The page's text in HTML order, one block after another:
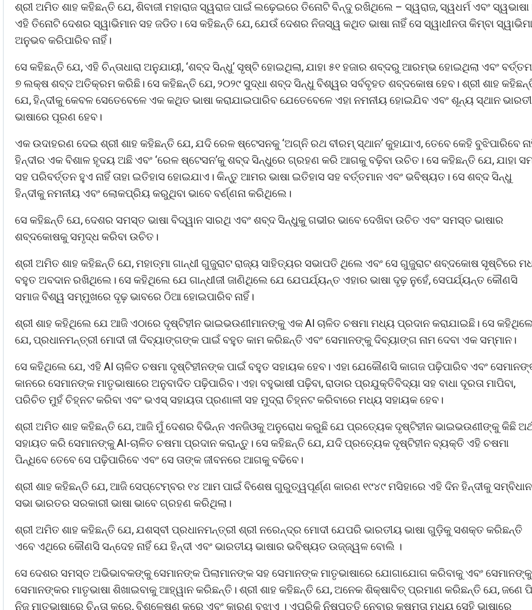
ଶ୍ରୀ ଅମିତ ଶାହ କହିଛନ୍ତି ଯେ, ଶିବାଜୀ ମହାରାଜ ସ୍ୱରାଜ ପାଇଁ ଲଢ଼େଇରେ ତିନୋଟି ବିନ୍ଦୁ ରଖିଥିଲେ – ସ୍ୱରାଜ, ସ୍ୱଧର୍ମ ଏବଂ
ଏହି ତିନୋଟି ଦେଶର ସ୍ୱାଭିମାନ ସହ ଜଡିତ। ସେ କହିଛନ୍ତି ଯେ, ଯେଉଁ ଦେଶର ନିଜସ୍ୱ କଥିତ ଭାଷା ନାହିଁ ସେ ସ୍ୱାଧୀନତା କିମ୍ବା
ଅନୁଭବ କରିପାରିବ ନାହିଁ।
ସେ କହିଛନ୍ତି ଯେ, ଏହି ଚିନ୍ତାଧାରା ଅନୁଯାୟୀ, ‘ଶବ୍ଦ ସିନ୍ଧୁ’ ସୃଷ୍ଟି ହୋଇଥିଲା, ଯାହା ୫୧ ହଜାର ଶବ୍ଦରୁ ଆରମ୍ଭ ହୋଇଥିଲା ଏବଂ
୭ ଲକ୍ଷ ଶବ୍ଦ ଅତିକ୍ରମ କରିଛି। ସେ କହିଛନ୍ତି ଯେ, ୨୦୨୯ ସୁଦ୍ଧା ଶବ୍ଦ ସିନ୍ଧୁ ବିଶ୍ୱର ସର୍ବବୃହତ ଶବ୍ଦକୋଷ ହେବ। ଶ୍ରୀ ଶାହ
ଯେ, ହିନ୍ଦୀକୁ କେବଳ ସେତେବେଳେ ଏକ କଥିତ ଭାଷା କରାଯାଇପାରିବ ଯେତେବେଳେ ଏହା ନମନୀୟ ହୋଇଯିବ ଏବଂ ଶୂନ୍ୟ ସ୍ଥାନ
ଭାଷାରେ ପୂରଣ ହେବ।
ଏକ ଉଦାହରଣ ଦେଇ ଶ୍ରୀ ଶାହ କହିଛନ୍ତି ଯେ, ଯଦି ରେଳ ଷ୍ଟେସନକୁ ‘ଅଗ୍ନି ରଥ ବୀରମ୍ ସ୍ଥାନ’ କୁହାଯାଏ, ତେବେ କେହି ବୁଝିପାରିବେ
ହିନ୍ଦୀର ଏକ ବିଶାଳ ହୃଦୟ ଅଛି ଏବଂ ‘ରେଳ ଷ୍ଟେସନ’କୁ ଶବ୍ଦ ସିନ୍ଧୁରେ ଗ୍ରହଣ କରି ଆଗକୁ ବଢ଼ିବା ଉଚିତ। ସେ କହିଛନ୍ତି ଯେ, ଯାହା
ସହ ପରିବର୍ତ୍ତନ ହୁଏ ନାହିଁ ତାହା ଇତିହାସ ହୋଇଯାଏ। କିନ୍ତୁ ଆମର ଭାଷା ଇତିହାସ ସହ ବର୍ତ୍ତମାନ ଏବଂ ଭବିଷ୍ୟତ। ସେ ଶବ୍ଦ ସିନ୍ଧୁ
ହିନ୍ଦୀକୁ ନମନୀୟ ଏବଂ ଲୋକପ୍ରିୟ କରୁଥିବା ଭାବେ ବର୍ଣ୍ଣନା କରିଥିଲେ।
ସେ କହିଛନ୍ତି ଯେ, ଦେଶର ସମସ୍ତ ଭାଷା ବିଦ୍ୱାନ ସାରଥି ଏବଂ ଶବ୍ଦ ସିନ୍ଧୁକୁ ଗଭୀର ଭାବେ ଦେଖିବା ଉଚିତ ଏବଂ ସମସ୍ତ ଭାଷାର
ଶବ୍ଦକୋଷକୁ ସମୃଦ୍ଧ କରିବା ଉଚିତ।
ଶ୍ରୀ ଅମିତ ଶାହ କହିଛନ୍ତି ଯେ, ମହାତ୍ମା ଗାନ୍ଧୀ ଗୁଜୁରାଟ ରାଜ୍ୟ ସାହିତ୍ୟର ସଭାପତି ଥିଲେ ଏବଂ ସେ ଗୁଜୁରାଟ ଶବ୍ଦକୋଷ ସୃଷ୍ଟିରେ
ବହୁତ ଅବଦାନ ରଖିଥିଲେ। ସେ କହିଥିଲେ ଯେ ଗାନ୍ଧୀଜୀ ଜାଣିଥିଲେ ଯେ ଯେପର୍ଯ୍ୟନ୍ତ ଏହାର ଭାଷା ଦୃଢ଼ ନୁହେଁ, ସେପର୍ଯ୍ୟନ୍ତ କୌଣସି
ସମାଜ ବିଶ୍ୱ ସମ୍ମୁଖରେ ଦୃଢ଼ ଭାବରେ ଠିଆ ହୋଇପାରିବ ନାହିଁ।
ଶ୍ରୀ ଶାହ କହିଥିଲେ ଯେ ଆଜି ଏଠାରେ ଦୃଷ୍ଟିହୀନ ଭାଇଭଉଣୀମାନଙ୍କୁ ଏକ AI ଚାଳିତ ଚଷମା ମଧ୍ୟ ପ୍ରଦାନ କରାଯାଇଛି। ସେ କହିଥିଲେ
ଯେ, ପ୍ରଧାନମନ୍ତ୍ରୀ ମୋଦୀ ଜୀ ଦିବ୍ୟାଙ୍ଗଙ୍କ ପାଇଁ ବହୁତ କାମ କରିଛନ୍ତି ଏବଂ ସେମାନଙ୍କୁ ଦିବ୍ୟାଙ୍ଗ ନାମ ଦେବା ଏକ ସମ୍ମାନ।
ସେ କହିଥିଲେ ଯେ, ଏହି AI ଚାଳିତ ଚଷମା ଦୃଷ୍ଟିହୀନଙ୍କ ପାଇଁ ବହୁତ ସହାୟକ ହେବ। ଏହା ଯେକୌଣସି କାଗଜ ପଢ଼ିପାରିବ ଏବଂ
କାନରେ ସେମାନଙ୍କ ମାତୃଭାଷାରେ ଅନୁବାଦିତ ପଢ଼ିପାରିବ। ଏହା ବହୁଭାଷୀ ପଢ଼ିବା, ରାଡାର ପ୍ରଯୁକ୍ତିବିଦ୍ୟା ସହ ବାଧା ଦୂରତା ମାପିବା,
ପରିଚିତ ମୁହଁ ଚିହ୍ନଟ କରିବା ଏବଂ ଭଏସ୍ ସହାୟତା ପ୍ରଣାଳୀ ସହ ମୁଦ୍ରା ଚିହ୍ନଟ କରିବାରେ ମଧ୍ୟ ସହାୟକ ହେବ।
ଶ୍ରୀ ଅମିତ ଶାହ କହିଛନ୍ତି ଯେ, ଆଜି ମୁଁ ଦେଶର ବିଭିନ୍ନ ଏନଜିଓକୁ ଅନୁରୋଧ କରୁଛି ଯେ ପ୍ରତ୍ୟେକ ଦୃଷ୍ଟିହୀନ ଭାଇଭଉଣୀଙ୍କୁ କିଛି
ସହାୟତ କରି ସେମାନଙ୍କୁ AI-ଚାଳିତ ଚଷମା ପ୍ରଦାନ କରାନ୍ତୁ। ସେ କହିଛନ୍ତି ଯେ, ଯଦି ପ୍ରତ୍ୟେକ ଦୃଷ୍ଟିହୀନ ବ୍ୟକ୍ତି ଏହି ଚଷମା
ପିନ୍ଧିବେ ତେବେ ସେ ପଢ଼ିପାରିବେ ଏବଂ ସେ ତାଙ୍କ ଜୀବନରେ ଆଗକୁ ବଢିବେ।
ଶ୍ରୀ ଶାହ କହିଛନ୍ତି ଯେ, ଆଜି ସେପ୍ଟେମ୍ବର ୧୪ ଆମ ପାଇଁ ବିଶେଷ ଗୁରୁତ୍ୱପୂର୍ଣ୍ଣ କାରଣ ୧୯୪୯ ମସିହାରେ ଏହି ଦିନ ହିନ୍ଦୀକୁ ସମ୍ବିଧାନ
ସଭା ଭାରତର ସରକାରୀ ଭାଷା ଭାବେ ଗ୍ରହଣ କରିଥିଲା।
ଶ୍ରୀ ଅମିତ ଶାହ କହିଛନ୍ତି ଯେ, ଯଶସ୍ବୀ ପ୍ରଧାନମନ୍ତ୍ରୀ ଶ୍ରୀ ନରେନ୍ଦ୍ର ମୋଦୀ ଯେପରି ଭାରତୀୟ ଭାଷା ଗୁଡ଼ିକୁ ସଶକ୍ତ କରିଛନ୍ତି
ଏବେ ଏଥିରେ କୌଣସି ସନ୍ଦେହ ନାହିଁ ଯେ ହିନ୍ଦୀ ଏବଂ ଭାରତୀୟ ଭାଷାର ଭବିଷ୍ୟତ ଉଜ୍ଜ୍ୱଳ ବୋଲି ।
ସେ ଦେଶର ସମସ୍ତ ଅଭିଭାବକଙ୍କୁ ସେମାନଙ୍କ ପିଲାମାନଙ୍କ ସହ ସେମାନଙ୍କ ମାତୃଭାଷାରେ ଯୋଗାଯୋଗ କରିବାକୁ ଏବଂ ସେମାନଙ୍କୁ
ସେମାନଙ୍କର ମାତୃଭାଷା ଶିଖାଇବାକୁ ଆହ୍ୱାନ କରିଛନ୍ତି। ଶ୍ରୀ ଶାହ କହିଛନ୍ତି ଯେ, ଅନେକ ଶିକ୍ଷାବିତ୍ ପ୍ରମାଣ କରିଛନ୍ତି ଯେ, ଜଣେ
ନିଜ ମାତୃଭାଷାରେ ଚିନ୍ତା କରେ, ବିଶ୍ଳେଷଣ କରେ ଏବଂ କାରଣ ବୁଝାଏ । ଏପରିକି ନିଷ୍ପତ୍ତି ନେବାର କ୍ଷମତା ମଧ୍ୟ ସେହି ଭାଷାରେ